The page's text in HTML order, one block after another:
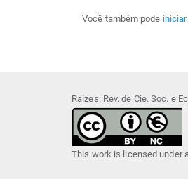
Você também pode
Raízes: Rev. de Cie. Soc. e
This work is licensed under